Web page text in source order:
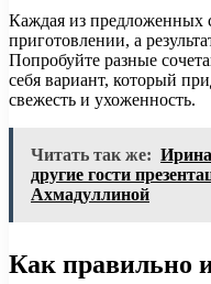
Каждая из предложенных
приготовлении, а
Попробуйте разные
себя вариант, который
свежесть и ухоженность.
Читать так же:
другие гости
Ахмадуллиной
Как правильно